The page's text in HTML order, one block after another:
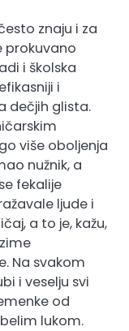
znaju i za
prokuvano
i školska
i
dečjih glista.
više oboljenja
nužnik, a
fekalije
ljude i
a to je, kažu,
Na svakom
i veselju svi
od
lukom.